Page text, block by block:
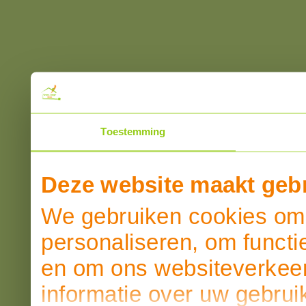
Toestemming
Deze website maakt
We gebruiken cookies
personaliseren, om
en om ons
informatie over uw